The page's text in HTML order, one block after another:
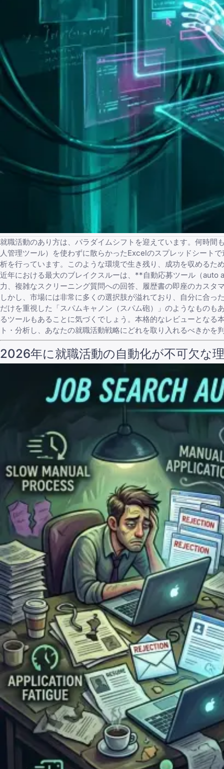
就職活動のあり方は、パラダイムシフトを迎えています。何時
人管理ツール） を使わずに散らかったExcelのスプレッドシート
析を行っています。このような環境で生き残り、成功を収めるた
近年における最大のブレイクスルーは、**自動応募ツール（
力、複雑なスクリーニング質問への回答、履歴書の即座のカス
しかし、市場には非常に多くの選択肢が溢れており、自分に合
だけを重視した「スパムキャノン（スパム砲）」のようなもの
るツールもあることに気づくでしょう。本格的なレビューとなる
ト・分析し、あなたの就職活動戦略にどれを取り入れるべきかを
2026年に就職活動の自動化が不可欠な